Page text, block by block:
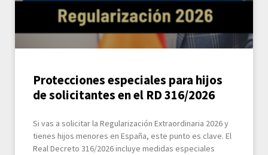
Protecciones especiales para hijos
de solicitantes en el RD 316/2026
Si vas a solicitar la Regularización Extraordinaria 2026 y
tienes hijos menores en España, este punto es clave. El
Real Decreto 316/2026 incluye medidas especiales